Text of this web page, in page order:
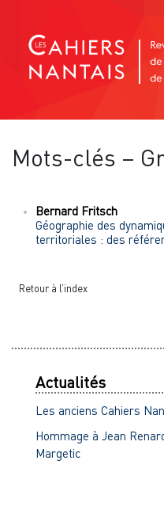
Mots-clés –
Bernard Fritsch
Géographie des
territoriales : des
Retour à l’index
Actualités
Les anciens Cahiers
Hommage à Jean
Margetic